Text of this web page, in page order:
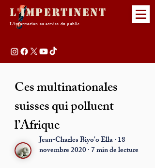
L'Impertinent
L'information au service du public
Ces multinationales
suisses qui polluent
l’Afrique
Jean-Charles Biyo'o Ella · 18
novembre 2020 · 7 min de lecture